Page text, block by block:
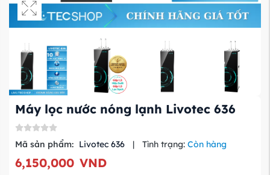
Máy lọc nước nóng lạnh Livotec 636
Mã sản phẩm: Livotec 636 | Tình trạng: Còn hàng
6,150,000 VND